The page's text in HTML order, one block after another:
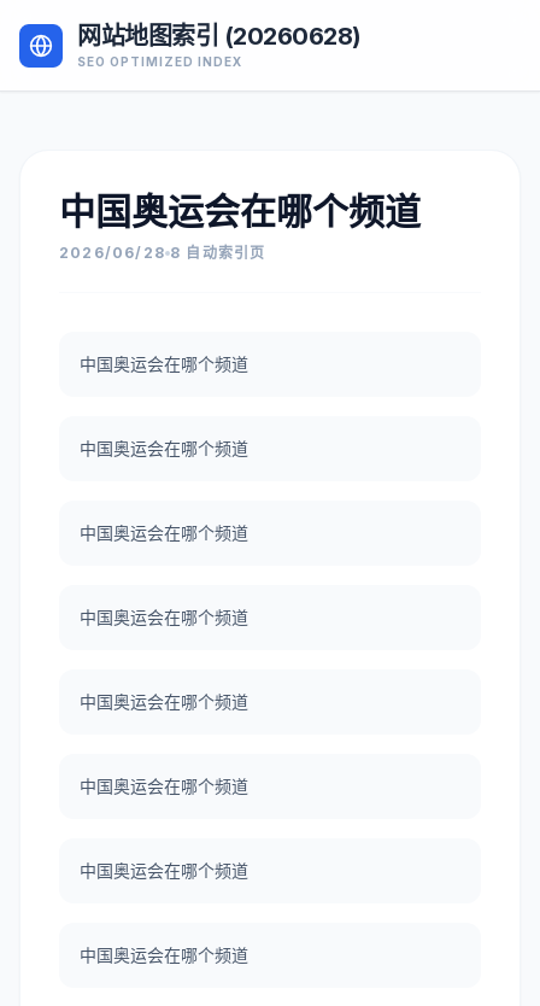
网站地图索引 (20260628)
SEO OPTIMIZED INDEX
中国奥运会在哪个频道
2026/06/28 8 自动索引页
中国奥运会在哪个频道
中国奥运会在哪个频道
中国奥运会在哪个频道
中国奥运会在哪个频道
中国奥运会在哪个频道
中国奥运会在哪个频道
中国奥运会在哪个频道
中国奥运会在哪个频道